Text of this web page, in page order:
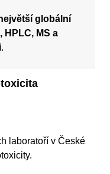
globální
HPLC, MS a
.
laboratoří v České